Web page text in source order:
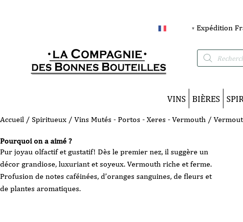
▼ Expédition
Recherche
de
VINS BIÈRES
Accueil / Spiritueux / Vins Mutés - Portos - Xeres - Vermouth /
Pourquoi on a aimé ?
Pur joyau olfactif et gustatif! Dès le premier nez, il suggère un
décor grandiose, luxuriant et soyeux. Vermouth riche et ferme.
Profusion de notes caféinées, d’oranges sanguines, de fleurs et
de plantes aromatiques.